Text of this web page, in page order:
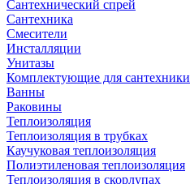
Сантехнический спрей
Сантехника
Смесители
Инсталляции
Унитазы
Комплектующие для сантехники
Ванны
Раковины
Теплоизоляция
Теплоизоляция в трубках
Каучуковая теплоизоляция
Полиэтиленовая теплоизоляция
Теплоизоляция в скорлупах